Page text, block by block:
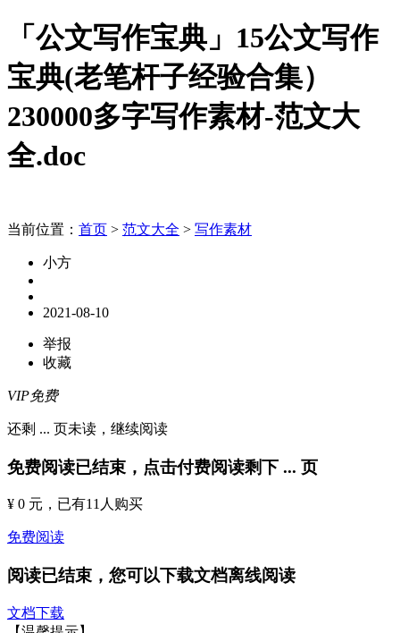
「公文写作宝典」15公文写作
宝典(老笔杆子经验合集）
230000多字写作素材-范文大
全.doc
当前位置： 首页 > 范文大全 > 写作素材
小方
2021-08-10
举报
收藏
VIP免费
还剩 ... 页未读， 继续阅读
免费阅读已结束，点击付费阅读剩下 ... 页
¥ 0 元 ，已有11 人购买
免费阅读
阅读已结束，您可以下载文档离线阅读
文档下载